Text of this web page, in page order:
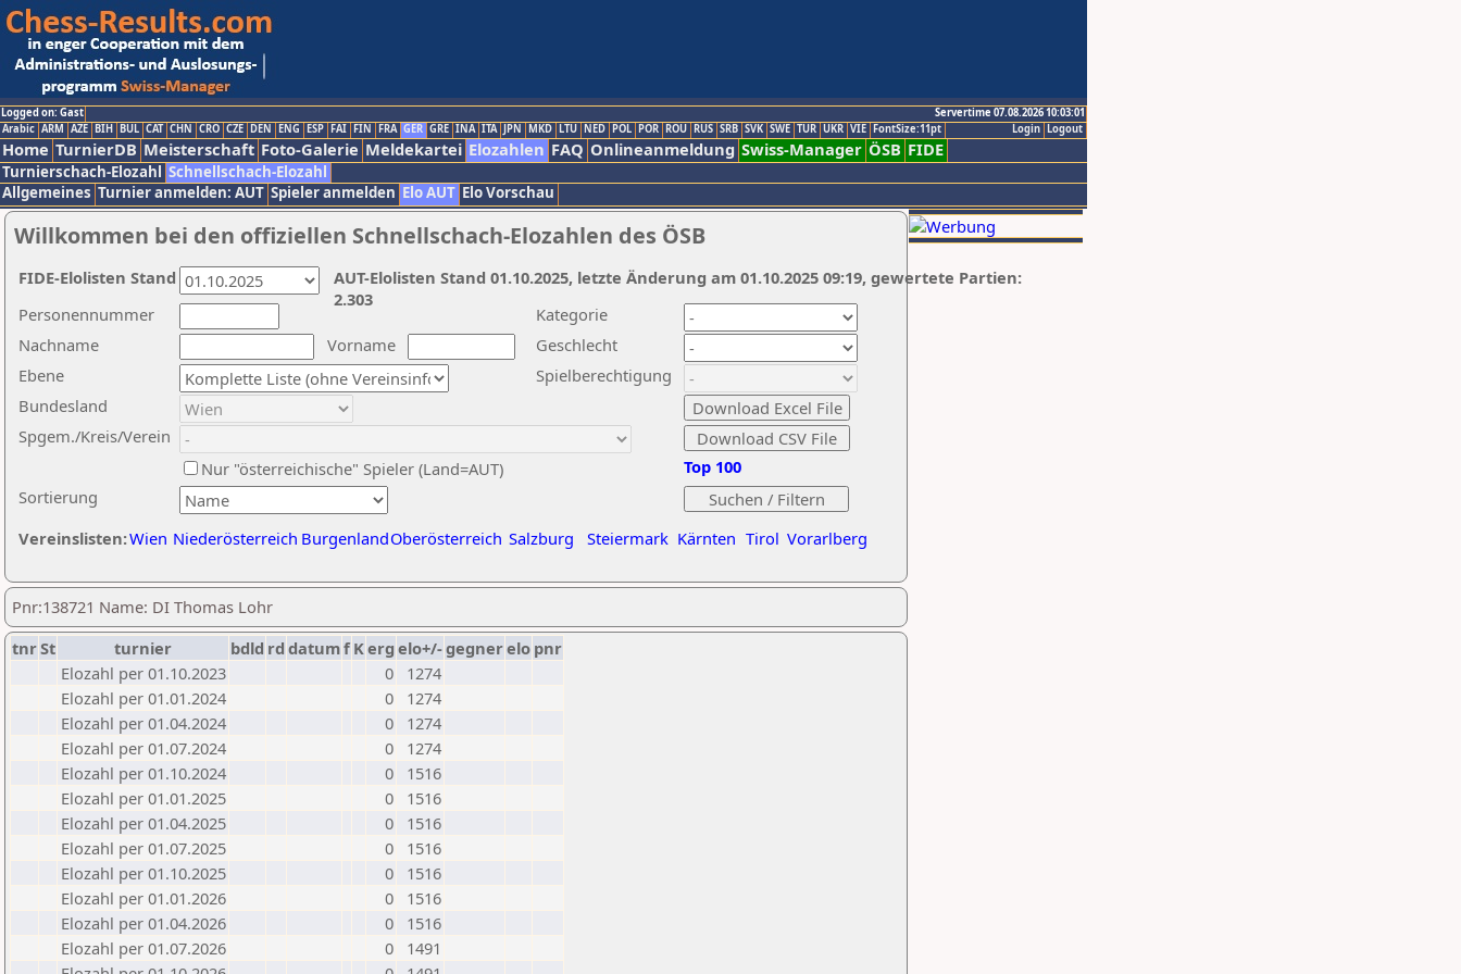
Logged on: Gast
Servertime 07.08.2026 10:03:01
Logout
Login
Arabic ARM AZE BIH BUL CAT CHN CRO CZE DEN ENG ESP FAI FIN FRA GER GRE INA ITA JPN MKD LTU NED POL POR ROU RUS SRB SVK SWE TUR UKR VIE FontSize:11pt
Home TurnierDB Meisterschaft Foto-Galerie Meldekartei Elozahlen FAQ Onlineanmeldung Swiss-Manager ÖSB FIDE
Turnierschach-Elozahl Schnellschach-Elozahl
Allgemeines Turnier anmelden: AUT Spieler anmelden Elo AUT Elo Vorschau
Willkommen bei den offiziellen Schnellschach-Elozahlen des ÖSB
Nachname
Vorname
Ebene
Kategorie
Sortierung
Personennummer
Bundesland
Spgem./Kreis/Verein
Geschlecht
Nur "österreichische" Spieler (Land=AUT)
Spielberechtigung
Vereinslisten:Wien Niederösterreich BurgenlandOberösterreich Salzburg Steiermark Kärnten Tirol Vorarlberg
Top 100
AUT-Elolisten Stand 01.10.2025, letzte Änderung am 01.10.2025 09:19, gewertete Partien:
2.303
FIDE-Elolisten Stand
Pnr:138721 Name: DI Thomas Lohr
tnrSt turnier bdld rd datumf Kerg elo+/-gegnerelo pnr
Elozahl per 01.10.2023
0
1274
Elozahl per 01.01.2024
0
1274
Elozahl per 01.04.2024
0
1274
Elozahl per 01.07.2024
0
1274
Elozahl per 01.10.2024
0
1516
Elozahl per 01.01.2025
0
1516
Elozahl per 01.04.2025
0
1516
Elozahl per 01.07.2025
0
1516
Elozahl per 01.10.2025
0
1516
Elozahl per 01.01.2026
0
1516
Elozahl per 01.04.2026
0
1516
Elozahl per 01.07.2026
0
1491